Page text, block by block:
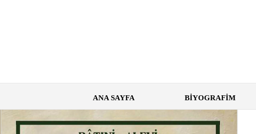
ANA SAYFA BİYOGRAFİM